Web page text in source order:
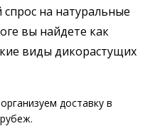
на натуральные
вы найдете как
виды дикорастущих
доставку в